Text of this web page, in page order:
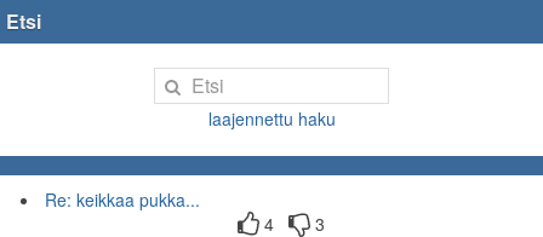
Etsi
laajennettu haku
Re: keikkaa pukka...
4
3